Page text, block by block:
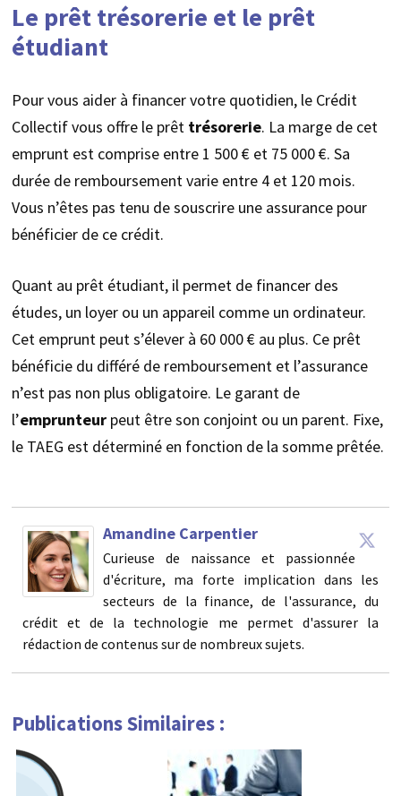
Le prêt trésorerie et le prêt
étudiant
Pour vous aider à financer votre quotidien, le Crédit
Collectif vous offre le prêt trésorerie. La marge de cet
emprunt est comprise entre 1 500 € et 75 000 €. Sa
durée de remboursement varie entre 4 et 120 mois.
Vous n’êtes pas tenu de souscrire une assurance pour
bénéficier de ce crédit.
Quant au prêt étudiant, il permet de financer des
études, un loyer ou un appareil comme un ordinateur.
Cet emprunt peut s’élever à 60 000 € au plus. Ce prêt
bénéficie du différé de remboursement et l’assurance
n’est pas non plus obligatoire. Le garant de
l’emprunteurpeut être son conjoint ou un parent. Fixe,
le TAEG est déterminé en fonction de la somme prêtée.
Amandine Carpentier
Curieuse de naissance et passionnée
d'écriture, ma forte implication dans les
secteurs de la finance, de l'assurance, du
crédit et de la technologie me permet d'assurer la
rédaction de contenus sur de nombreux sujets.
Publications Similaires :